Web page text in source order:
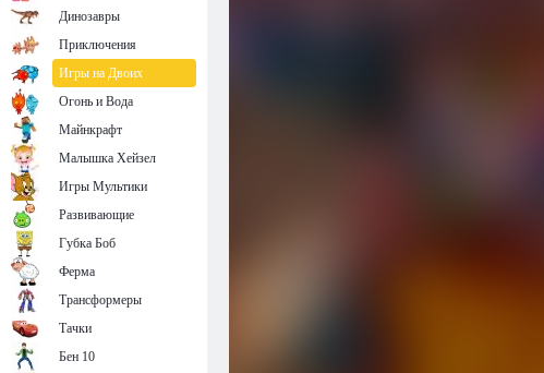
Динозавры
Приключения
Игры на Двоих
Огонь и Вода
Майнкрафт
Малышка Хейзел
Игры Мультики
Развивающие
Губка Боб
Ферма
Трансформеры
Тачки
Бен 10